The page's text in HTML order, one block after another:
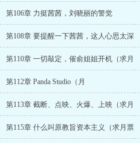
第106章 力挺茜茜，刘晓丽的警觉
第108章 要提醒一下茜茜，这人心思太深
第110章 一切敲定，催俞姐姐开机（求月
第112章 Panda Studio（月
第113章 截断、点映、火爆、上映（求月
第115章 什么叫原教旨资本主义（求月票